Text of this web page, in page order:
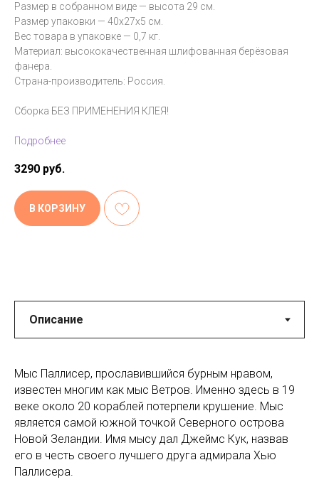
Размер в собранном виде — высота 29 см.
Размер упаковки — 40х27х5 см.
Вес товара в упаковке — 0,7 кг.
Материал: высококачественная шлифованная берёзовая
фанера.
Страна-производитель: Россия.
Сборка БЕЗ ПРИМЕНЕНИЯ КЛЕЯ!
Подробнее
3290 руб.
В КОРЗИНУ
Мыс Паллисер, прославившийся бурным нравом,
известен многим как мыс Ветров. Именно здесь в 19
веке около 20 кораблей потерпели крушение. Мыс
является самой южной точкой Северного острова
Новой Зеландии. Имя мысу дал Джеймс Кук, назвав
его в честь своего лучшего друга адмирала Хью
Паллисера.